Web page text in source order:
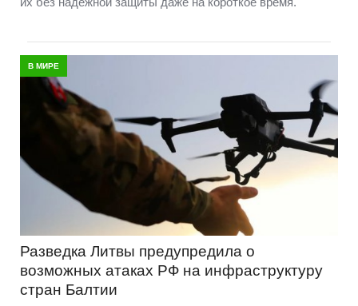
В МИРЕ
Разведка Литвы предупредила о
возможных атаках РФ на инфраструктуру
стран Балтии